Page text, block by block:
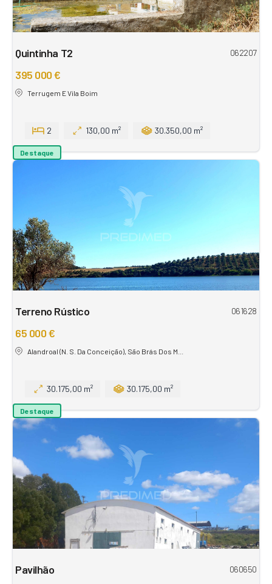
Quintinha T2 062207
395 000 €
Terrugem E Vila Boim
2 130,00 m² 30.350,00 m²
Destaque
Terreno Rústico 061628
65 000 €
Alandroal (N. S. Da Conceição), São Brás Dos M...
30.175,00 m² 30.175,00 m²
Destaque
Pavilhão 060650